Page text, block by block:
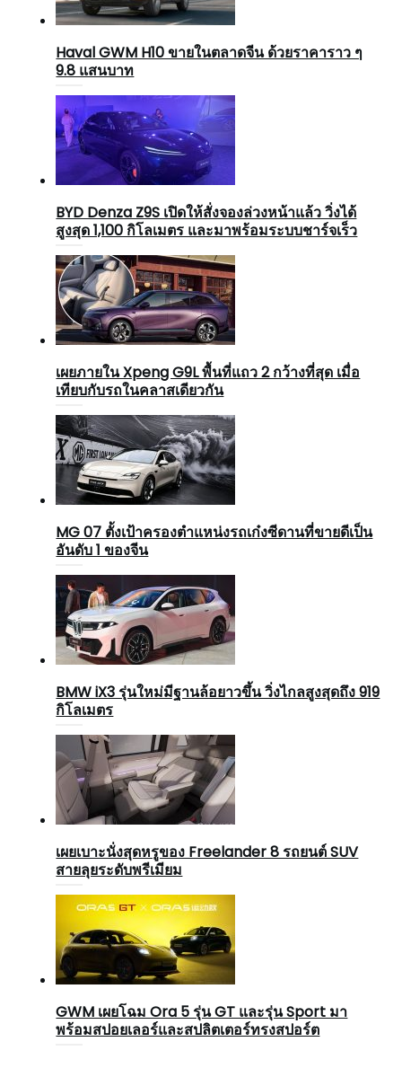
Haval GWM H10 ขายในตลาดจีน ด้วยราคาราว ๆ
9.8 แสนบาท
BYD Denza Z9S เปิดให้สั่งจองล่วงหน้าแล้ว วิ่งได้
สูงสุด 1,100 กิโลเมตร และมาพร้อมระบบชาร์จเร็ว
เผยภายใน Xpeng G9L พื้นที่แถว 2 กว้างที่สุด เมื่อ
เทียบกับรถในคลาสเดียวกัน
MG 07 ตั้งเป้าครองตำแหน่งรถเก๋งซีดานที่ขายดีเป็น
อันดับ 1 ของจีน
BMW iX3 รุ่นใหม่มีฐานล้อยาวขึ้น วิ่งไกลสูงสุดถึง 919
กิโลเมตร
เผยเบาะนั่งสุดหรูของ Freelander 8 รถยนต์ SUV
สายลุยระดับพรีเมียม
GWM เผยโฉม Ora 5 รุ่น GT และรุ่น Sport มา
พร้อมสปอยเลอร์และสปลิตเตอร์ทรงสปอร์ต